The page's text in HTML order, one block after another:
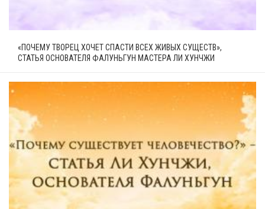
«ПОЧЕМУ ТВОРЕЦ ХОЧЕТ СПАСТИ ВСЕХ ЖИВЫХ СУЩЕСТВ»,
СТАТЬЯ ОСНОВАТЕЛЯ ФАЛУНЬГУН МАСТЕРА ЛИ ХУНЧЖИ